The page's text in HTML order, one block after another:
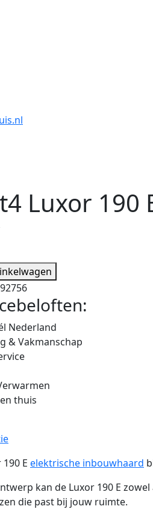
Luxor 190
Nederland
& Vakmanschap
thuis
E elektrische inbouwhaard
kan de Luxor 190 E
die past bij jouw ruimte.